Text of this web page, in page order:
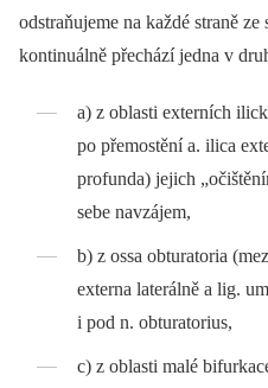
odstraňujeme na každé straně
kontinuálně přechází jedna v
a) z oblasti externích
po přemostění a. ilica
profunda) jejich
sebe navzájem,
b) z ossa obturatoria
externa laterálně a lig.
i pod n. obturatorius,
c) z oblasti malé